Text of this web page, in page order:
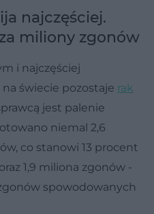
najczęściej.
miliony zgonów
i najczęściej
świecie pozostaje rak
jest palenie
niemal 2,6
co stanowi 13 procent
1,9 miliona zgonów -
spowodowanych